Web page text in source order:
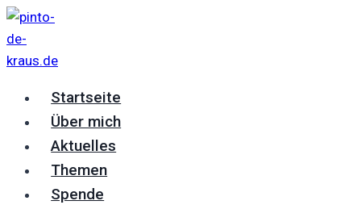
Zum
Inhalt
springen
Startseite
Über mich
Aktuelles
Themen
Spende